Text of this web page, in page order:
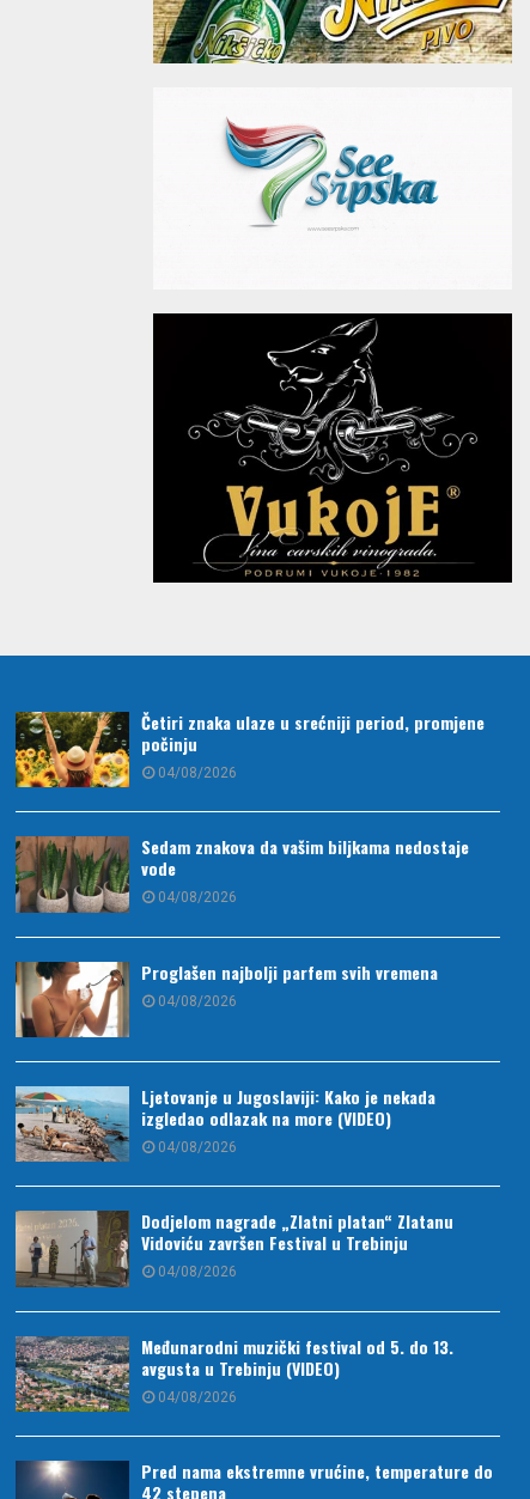
Četiri znaka ulaze u srećniji period, promjene
počinju
04/08/2026
Sedam znakova da vašim biljkama nedostaje
vode
04/08/2026
Proglašen najbolji parfem svih vremena
04/08/2026
Ljetovanje u Jugoslaviji: Kako je nekada
izgledao odlazak na more (VIDEO)
04/08/2026
Dodjelom nagrade „Zlatni platan“ Zlatanu
Vidoviću završen Festival u Trebinju
04/08/2026
Međunarodni muzički festival od 5. do 13.
avgusta u Trebinju (VIDEO)
04/08/2026
Pred nama ekstremne vrućine, temperature do
42 stepena